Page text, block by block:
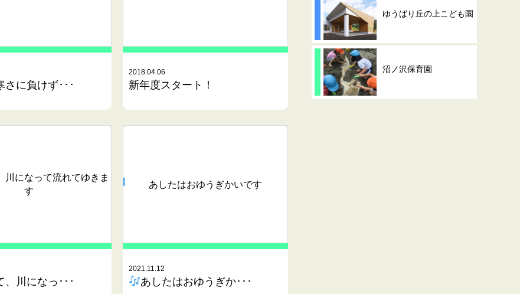
さに負けず･･･
2018.04.06
新年度スタート！
川になって流れてゆきま
す
、川になっ･･･
あしたはおゆうぎかいです
2021.11.12
あしたはおゆうぎか･･･
ゆうばり丘の上こども園
沼ノ沢保育園